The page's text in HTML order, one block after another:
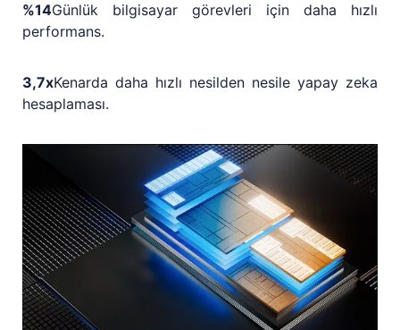
%14Günlük bilgisayar görevleri için daha hızlı
performans.
3,7xKenarda daha hızlı nesilden nesile yapay zeka
hesaplaması.